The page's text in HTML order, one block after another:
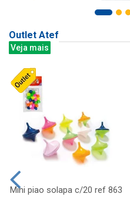
Outlet Atef
Veja mais
Mini piao solapa c/20 ref 863